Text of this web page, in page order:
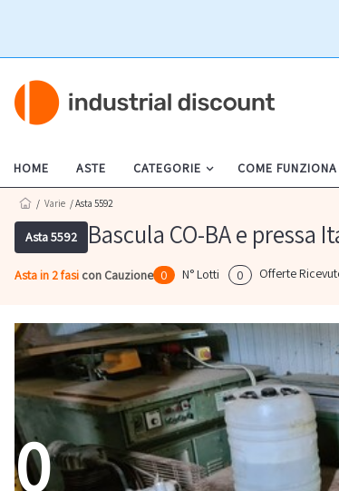
HOME ASTE CATEGORIE COME FUNZIONA
/ Varie / Asta 5592
Asta 5592 Bascula CO-BA e pressa
Asta in 2 fasi con Cauzione 0 N° Lotti 0 Offerte
0